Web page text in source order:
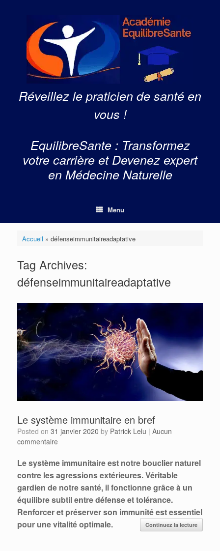
Réveillez le praticien de santé en
vous !
EquilibreSante : Transformez
votre carrière et Devenez expert
en Médecine Naturelle
Menu
Accueil » défenseimmunitaireadaptative
Tag Archives:
défenseimmunitaireadaptative
Le système immunitaire en bref
Posted on 31 janvier 2020 by Patrick Lelu | Aucun
commentaire
Le système immunitaire est notre bouclier naturel
contre les agressions extérieures. Véritable
gardien de notre santé, il fonctionne grâce à un
équilibre subtil entre défense et tolérance.
Renforcer et préserver son immunité est essentiel
pour une vitalité optimale.
Continuez la lecture